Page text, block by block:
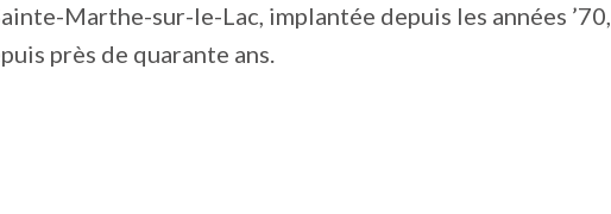
Marthe-sur-le-Lac, implantée depuis les années ’70,
près de quarante ans.